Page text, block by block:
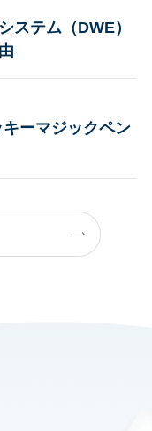
ステム（DWE）
キーマジックペン